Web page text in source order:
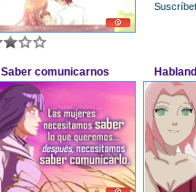
Saber comunicarnos